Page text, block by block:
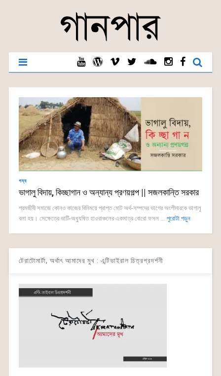
গদ্য
ভাগালু বিদায়, কিচ্ছাগান ও অন্যান্য প্রণয়গল্প || সজলকান্তি সরকার
শ্রমজীবী সমাজে কোনও কাজের বিনিময়ে প্রাপ্ত মোট অর্থ-সম্পদের ভাগের অংশীদারকে ভাগালু
বলা হয়। সেক্ষেত্রে ভাটি-অধ্যুষিত হাওরাঞ্চলের একমাত্র বোরো ফসল ... পুরোটা পড়ুন
টেরাটোমার্টা, অর্থাৎ আমাদের মুখ : এন্টিভাইরাল চিত্রপ্রদর্শনী